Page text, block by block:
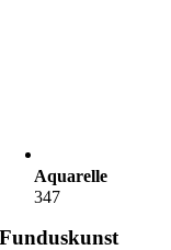
Aquarelle
347
Funduskunst